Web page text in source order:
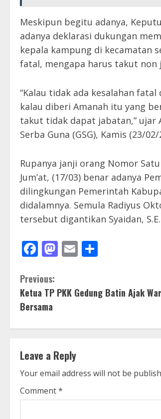
Meskipun begitu adanya,
adanya deklarasi dukungan
kepala kampung di kecamatan
fatal, mengapa harus takut non
“Kalau tidak ada kesalahan
kalau diberi Amanah itu yang
takut tidak dapat jabatan,” ujar
Serba Guna (GSG), Kamis (23/
Rupanya janji orang Nomor
Jum’at, (17/03) benar adanya
dilingkungan Pemerintah
didalamnya. Semula Radiyus
tersebut digantikan Syaidan, S.E.
Facebook
Mastodon
Email
C
o
n
i
n
u
Previous:
Ketua TP PKK Gedung Batin Ajak
Bersama
Leave a Reply
Your email address will not be
Comment*